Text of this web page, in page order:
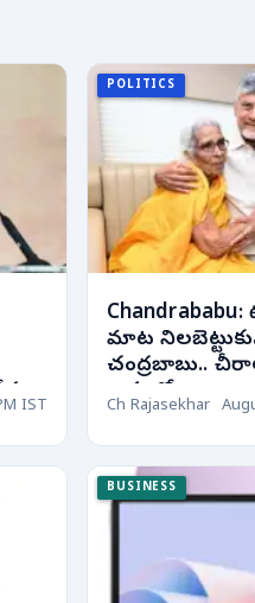
IST
POLITICS
మాట
చంద్రబాబు..
అవ్వతో..
Ch Rajasekhar
BUSINESS